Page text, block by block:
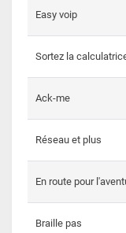
Easy voip
Sortez la
Ack-me
Réseau et plus
En route pour
Braille pas